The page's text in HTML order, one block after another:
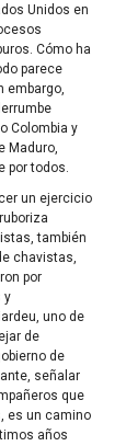
Unidos en
Cómo ha
parece
embargo,
Colombia y
Maduro,
por todos.
un ejercicio
también
chavistas,
por
y
uno de
de
de
señalar
que
es un camino
años